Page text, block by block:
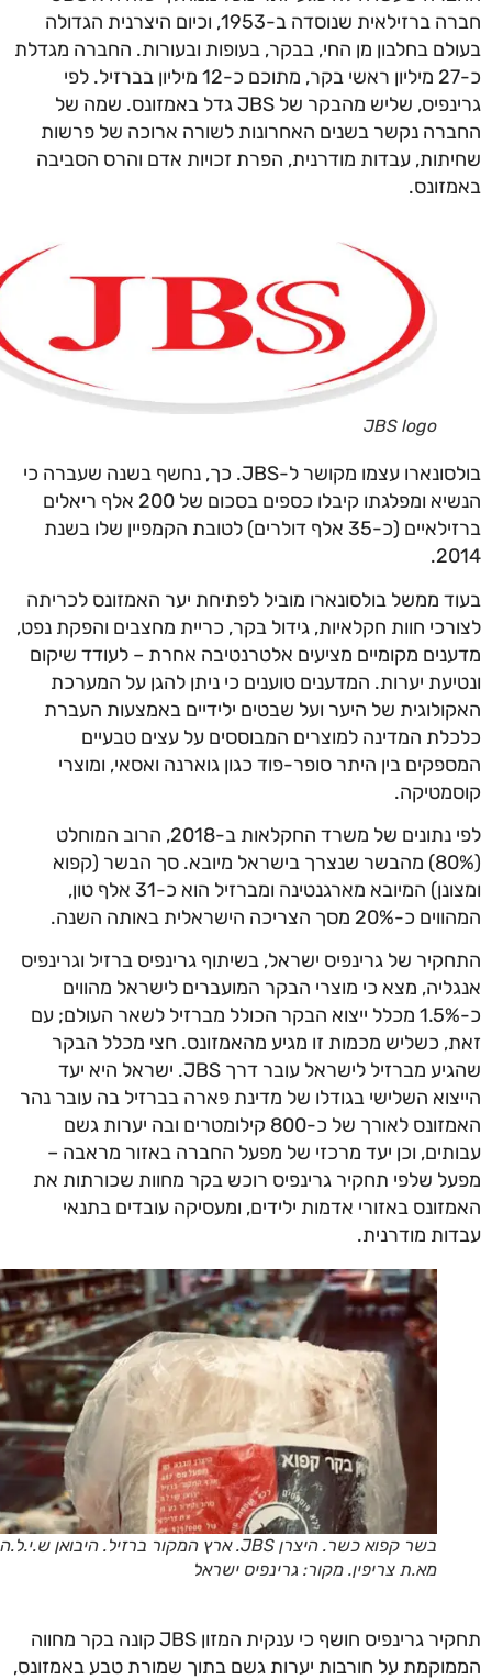
חברה ברזילאית שנוסדה ב-1953, וכיום היצרנית הגדולה
בחלבון מן החי, בבקר, בעופות ובעורות. החברה מגדלת
כ-27 מיליון ראשי בקר, מתוכם כ-12 מיליון בברזיל. לפי
גרינפיס, שליש מהבקר של JBS גדל באמזונס. שמה של
נקשר בשנים האחרונות לשורה ארוכה של פרשות
עבדות מודרנית, הפרת זכויות אדם והרס הסביבה
JBS logo
בולסונארו עצמו מקושר ל-JBS. כך, נחשף בשנה שעברה כי
הנשיא ומפלגתו קיבלו כספים בסכום של 200 אלף ריאלים
ברזילאיים (כ-35 אלף דולרים) לטובת הקמפיין שלו בשנת
ממשל בולסונארו מוביל לפתיחת יער האמזונס לכריתה
חוות חקלאיות, גידול בקר, כריית מחצבים והפקת נפט,
מקומיים מציעים אלטרנטיבה אחרת – לעודד שיקום
יערות. המדענים טוענים כי ניתן להגן על המערכת
של היער ועל שבטים ילידיים באמצעות העברת
המדינה למוצרים המבוססים על עצים טבעיים
בין היתר סופר-פוד כגון גוארנה ואסאי, ומוצרי
לפי נתונים של משרד החקלאות ב-2018, הרוב המוחלט
(80%) מהבשר שנצרך בישראל מיובא. סך הבשר (קפוא
ומצונן) המיובא מארגנטינה ומברזיל הוא כ-31 אלף טון,
מסך הצריכה הישראלית באותה השנה.
של גרינפיס ישראל, בשיתוף גרינפיס ברזיל וגרינפיס
מצא כי מוצרי הבקר המועברים לישראל מהווים
כ-1.5% מכלל ייצוא הבקר הכולל מברזיל לשאר העולם; עם
כשליש מכמות זו מגיע מהאמזונס. חצי מכלל הבקר
שהגיע מברזיל לישראל עובר דרך JBS. ישראל היא יעד
השלישי בגודלו של מדינת פארה בברזיל בה עובר נהר
האמזונס לאורך של כ-800 קילומטרים ובה יערות גשם
וכן יעד מרכזי של מפעל החברה באזור מראבה –
שלפי תחקיר גרינפיס רוכש בקר מחוות שכורתות את
באזורי אדמות ילידים, ומעסיקה עובדים בתנאי
מודרנית.
בשר קפוא כשר. היצרן JBS. ארץ המקור ברזיל. היבואן ש.י.ל.ה.
מא.ת צריפין. מקור: גרינפיס ישראל
תחקיר גרינפיס חושף כי ענקית המזון JBS קונה בקר מחווה
על חורבות יערות גשם בתוך שמורת טבע באמזונס,